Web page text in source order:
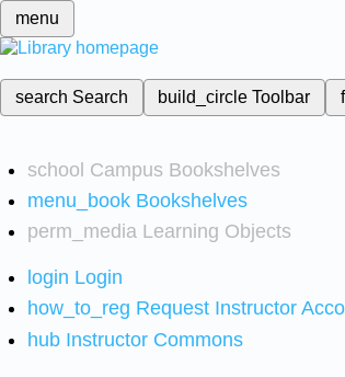
menu
search Search build_circleToolbar
school Campus Bookshelves
menu_book Bookshelves
perm_media Learning Objects
login Login
how_to_reg Request Instructor
hub Instructor Commons